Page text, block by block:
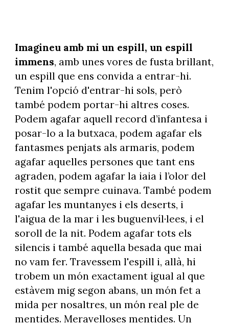
Imagineu amb mi un espill, un espill
immens, amb unes vores de fusta brillant,
un espill que ens convida a entrar-hi.
Tenim l'opció d'entrar-hi sols, però
també podem portar-hi altres coses.
Podem agafar aquell record d’infantesa i
posar-lo a la butxaca, podem agafar els
fantasmes penjats als armaris, podem
agafar aquelles persones que tant ens
agraden, podem agafar la iaia i l’olor del
rostit que sempre cuinava. També podem
agafar les muntanyes i els deserts, i
l'aigua de la mar i les buguenvíl·lees, i el
soroll de la nit. Podem agafar tots els
silencis i també aquella besada que mai
no vam fer. Travessem l'espill i, allà, hi
trobem un món exactament igual al que
estàvem mig segon abans, un món fet a
mida per nosaltres, un món real ple de
mentides. Meravelloses mentides. Un